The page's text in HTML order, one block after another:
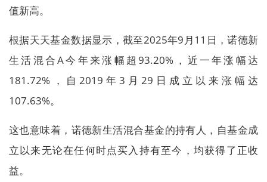
值新高。
根据天天基金数据显示，截至2025年9月11日，诺德新
生活混合A今年来涨幅超93.20%，近一年涨幅达
181.72%，自2019年3月29日成立以来涨幅达
107.63%。
这也意味着，诺德新生活混合基金的持有人，自基金成
立以来无论在任何时点买入持有至今，均获得了正收
益。